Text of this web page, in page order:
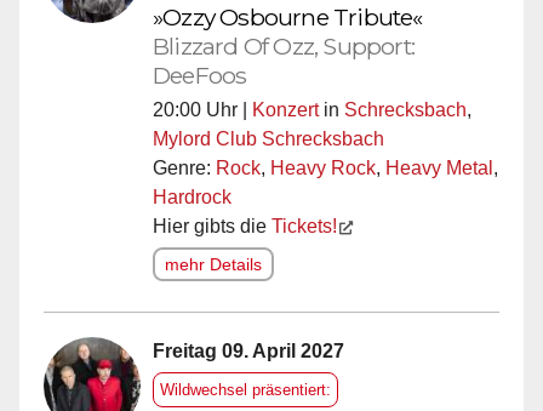
»Ozzy Osbourne Tribute«
Blizzard Of Ozz, Support:
DeeFoos
20:00 Uhr | Konzertin Schrecksbach,
Mylord Club Schrecksbach
Genre: Rock, Heavy Rock, Heavy Metal ,
Hardrock
Hier gibts die Tickets!
mehr Details
Freitag 09. April 2027
Wildwechsel präsentiert: